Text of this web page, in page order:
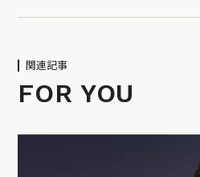
関連記事
FOR YOU